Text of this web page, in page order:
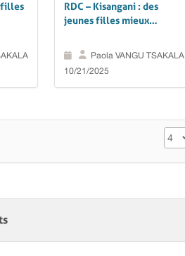
filles
RDC – Kisangani : des
jeunes filles mieux
parcours scolaire grâce au
projet GIFT
Paola VANGU TSAKALA
10/21/2025